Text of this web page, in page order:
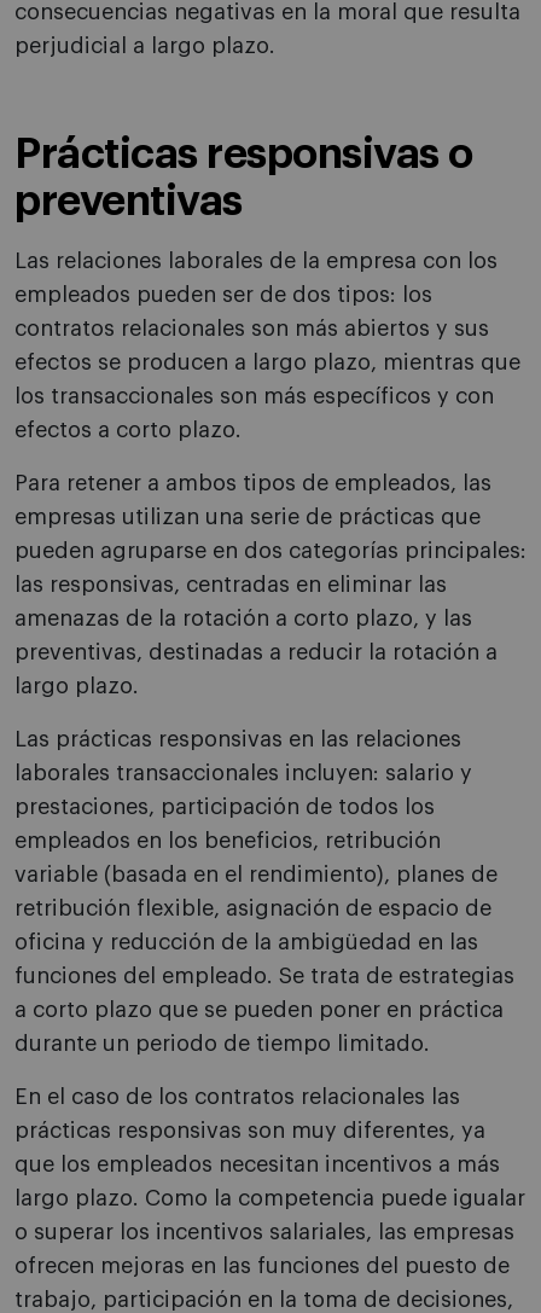
consecuencias negativas en la moral que resulta
perjudicial a largo plazo.
Prácticas responsivas o
preventivas
Las relaciones laborales de la empresa con los
empleados pueden ser de dos tipos: los
contratos relacionales son más abiertos y sus
efectos se producen a largo plazo, mientras que
los transaccionales son más específicos y con
efectos a corto plazo.
Para retener a ambos tipos de empleados, las
empresas utilizan una serie de prácticas que
pueden agruparse en dos categorías principales:
las responsivas, centradas en eliminar las
amenazas de la rotación a corto plazo, y las
preventivas, destinadas a reducir la rotación a
largo plazo.
Las prácticas responsivas en las relaciones
laborales transaccionales incluyen: salario y
prestaciones, participación de todos los
empleados en los beneficios, retribución
variable (basada en el rendimiento), planes de
retribución flexible, asignación de espacio de
oficina y reducción de la ambigüedad en las
funciones del empleado. Se trata de estrategias
a corto plazo que se pueden poner en práctica
durante un periodo de tiempo limitado.
En el caso de los contratos relacionales las
prácticas responsivas son muy diferentes, ya
que los empleados necesitan incentivos a más
largo plazo. Como la competencia puede igualar
o superar los incentivos salariales, las empresas
ofrecen mejoras en las funciones del puesto de
trabajo, participación en la toma de decisiones,